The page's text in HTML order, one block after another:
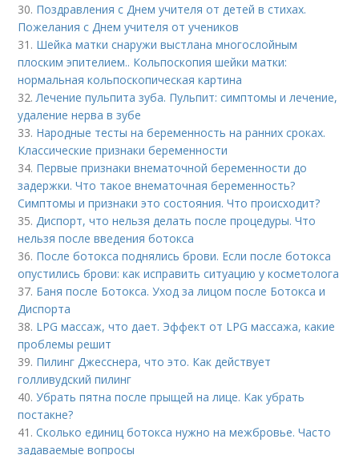
30. Поздравления с Днем учителя от детей в стихах.
Пожелания с Днем учителя от учеников
31. Шейка матки снаружи выстлана многослойным
плоским эпителием.. Кольпоскопия шейки матки:
нормальная кольпоскопическая картина
32.Лечение пульпита зуба. Пульпит: симптомы и лечение,
удаление нерва в зубе
33. Народные тесты на беременность на ранних сроках.
Классические признаки беременности
34. Первые признаки внематочной беременности до
задержки. Что такое внематочная беременность?
Симптомы и признаки это состояния. Что происходит?
35.Диспорт, что нельзя делать после процедуры. Что
нельзя после введения ботокса
36. После ботокса поднялись брови. Если после ботокса
опустились брови: как исправить ситуацию у косметолога
37. Баня после Ботокса. Уход за лицом после Ботокса и
Диспорта
38. LPG массаж, что дает. Эффект от LPG массажа, какие
проблемы решит
39. Пилинг Джесснера, что это. Как действует
голливудский пилинг
40.Убрать пятна после прыщей на лице. Как убрать
постакне?
41.Сколько единиц ботокса нужно на межбровье. Часто
задаваемые вопросы